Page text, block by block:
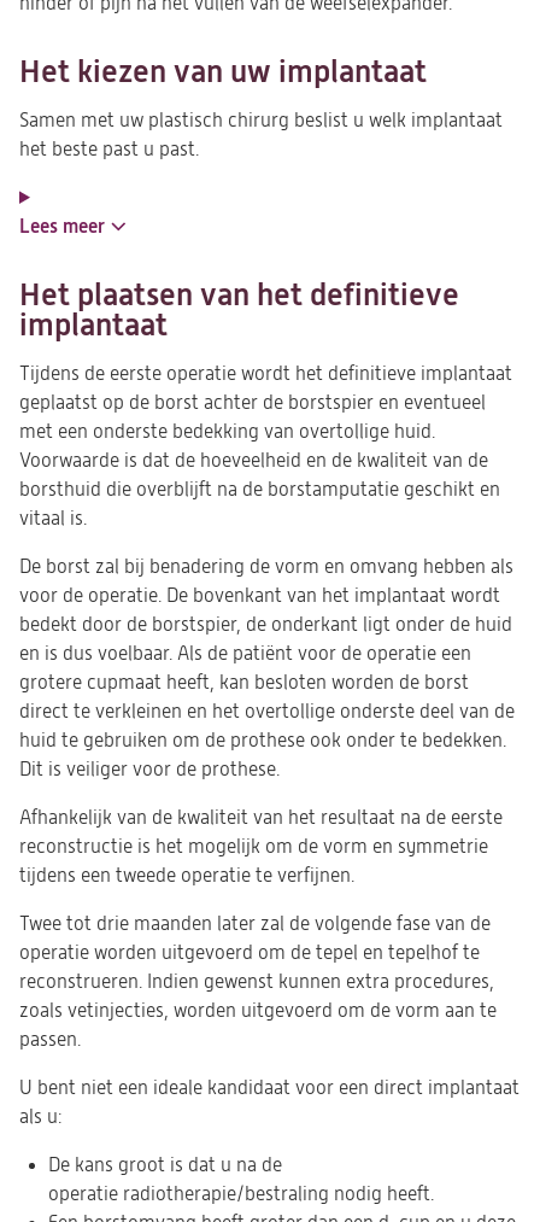
Het kiezen van uw implantaat
Samen met uw plastisch chirurg beslist u welk implantaat
het beste past u past.
Lees meer
Het plaatsen van het definitieve
implantaat
Tijdens de eerste operatie wordt het definitieve implantaat
geplaatst op de borst achter de borstspier en eventueel
met een onderste bedekking van overtollige huid.
Voorwaarde is dat de hoeveelheid en de kwaliteit van de
borsthuid die overblijft na de borstamputatie geschikt en
vitaal is.
De borst zal bij benadering de vorm en omvang hebben als
voor de operatie. De bovenkant van het implantaat wordt
bedekt door de borstspier, de onderkant ligt onder de huid
en is dus voelbaar. Als de patiënt voor de operatie een
grotere cupmaat heeft, kan besloten worden de borst
direct te verkleinen en het overtollige onderste deel van de
huid te gebruiken om de prothese ook onder te bedekken.
Dit is veiliger voor de prothese.
Afhankelijk van de kwaliteit van het resultaat na de eerste
reconstructie is het mogelijk om de vorm en symmetrie
tijdens een tweede operatie te verfijnen.
Twee tot drie maanden later zal de volgende fase van de
operatie worden uitgevoerd om de tepel en tepelhof te
reconstrueren. Indien gewenst kunnen extra procedures,
zoals vetinjecties, worden uitgevoerd om de vorm aan te
passen.
U bent niet een ideale kandidaat voor een direct implantaat
als u:
De kans groot is dat u na de
operatie radiotherapie/bestraling nodig heeft.